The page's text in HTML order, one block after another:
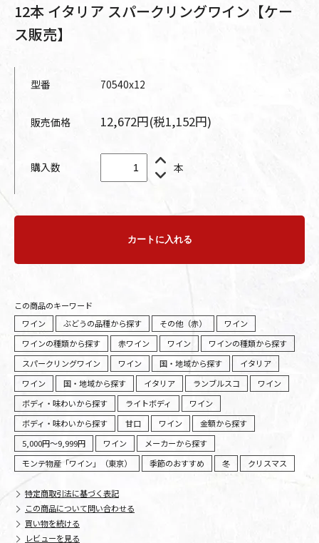
12本 イタリア スパークリングワイン【ケー
ス販売】
型番 70540x12
販売価格 12,672円(税1,152円)
購入数 本
カートに入れる
この商品のキーワード
ワイン
ぶどうの品種から探す その他（赤）
ワイン
ワインの種類から探す
赤ワイン ワイン
ワインの種類から探す
スパークリングワイン
ワイン 国・地域から探す
イタリア
ワイン
国・地域から探す イタリア ランブルスコ
ワイン
ボディ・味わいから探す
ライトボディ
ワイン
ボディ・味わいから探す
甘口 ワイン
金額から探す
5,000円～9,999円
ワイン
メーカーから探す
モンテ物産「ワイン」（東京）
季節のおすすめ 冬 クリスマス
特定商取引法に基づく表記
この商品について問い合わせる
買い物を続ける
レビューを見る